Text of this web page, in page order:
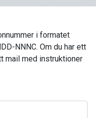
i formatet
NNNC. Om du har ett
mail med instruktioner